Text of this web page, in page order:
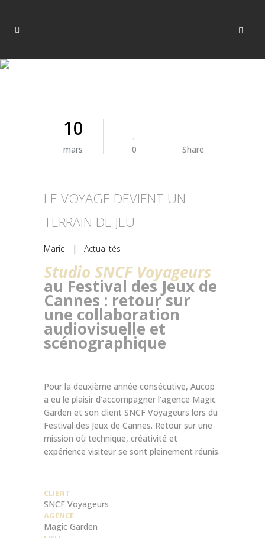
10
mars 0 Share
LE VOYAGE DEVIENT UN
TERRAIN DE JEU
Marie | Actualités
Studio SNCF Voyageurs
au Festival des Jeux de
Cannes : retour sur
une collaboration
audiovisuelle et
scénographique
Pour la deuxième année consécutive, Aucop
a eu le plaisir d’accompagner l’agence Magic
Garden et son client SNCF Voyageurs lors du
Festival des Jeux de Cannes. Retour sur une
mission où technique, créativité et
expérience visiteur se sont pleinement réunis.
CLIENT
SNCF Voyageurs
AGENCE
Magic Garden